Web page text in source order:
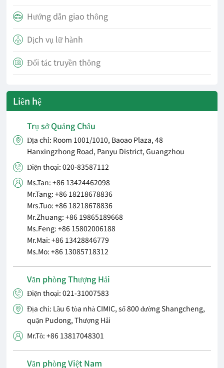
 Hướng dẫn giao thông
 Dịch vụ lữ hành
 Đối tác truyền thông
Liên hệ
Trụ sở Quảng Châu

Địa chỉ: Room 1001/1010, Baoao Plaza, 48
Hanxingzhong Road, Panyu District, Guangzhou
 Điện thoại: 020-83587112

Ms.Tan: +86 13424462098
Mr.Tang: +86 18218678836
Mrs.Tuo: +86 18218678836
Mr.Zhuang: +86 19865189668
Ms.Feng: +86 15802006188
Mr.Mai: +86 13428846779
Ms.Mo: +86 13085718312
Văn phòng Thượng Hải
 Điện thoại: 021-31007583

Địa chỉ: Lầu 6 tòa nhà CIMIC, số 800 đường Shangcheng,
quận Pudong, Thượng Hải
 Mr.Tô: +86 13817048301
Văn phòng Việt Nam